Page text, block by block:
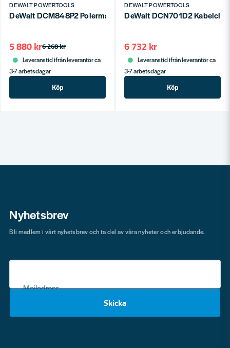
DEWALT POWERTOOLS
DeWalt DCM848P2 Polermaskin Dual Action 18V XR (2x5,0Ah)
6 268 kr
5 880 kr
Leveranstid ifrån leverantör ca
3-7 arbetsdagar
Köp
DEWALT POWERTOOLS
6 732 kr
Leveranstid ifrån leverantör ca
3-7 arbetsdagar
Köp
Nyhetsbrev
Mejladress
Skicka
Bli medlem i vårt nyhetsbrev och ta del av våra nyheter och erbjudande.